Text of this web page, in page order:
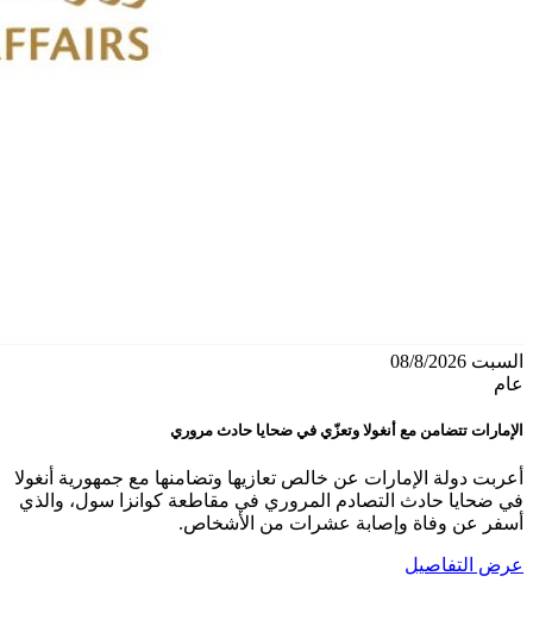
السبت 08/8/2026
عام
الإمارات تتضامن مع أنغولا وتعزّي في ضحايا حادث مروري
أعربت دولة الإمارات عن خالص تعازيها وتضامنها مع جمهورية أنغولا
في ضحايا حادث التصادم المروري في مقاطعة كوانزا سول، والذي
أسفر عن وفاة وإصابة عشرات من الأشخاص.
عرض التفاصيل